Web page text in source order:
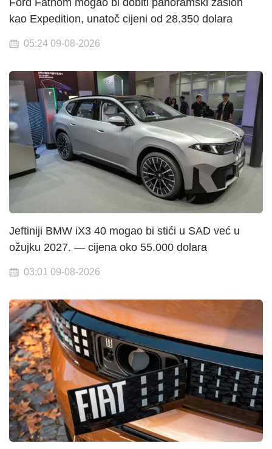
Ford Fathom mogao bi dobiti panoramski zaslon
kao Expedition, unatoč cijeni od 28.350 dolara
05:24 09-08-2026
Jeftiniji BMW iX3 40 mogao bi stići u SAD već u
ožujku 2027. — cijena oko 55.000 dolara
03:01 09-08-2026